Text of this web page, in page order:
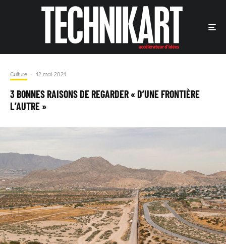
Culture · 12 mai 2021
3 BONNES RAISONS DE REGARDER « D’UNE FRONTIÈRE
L’AUTRE »